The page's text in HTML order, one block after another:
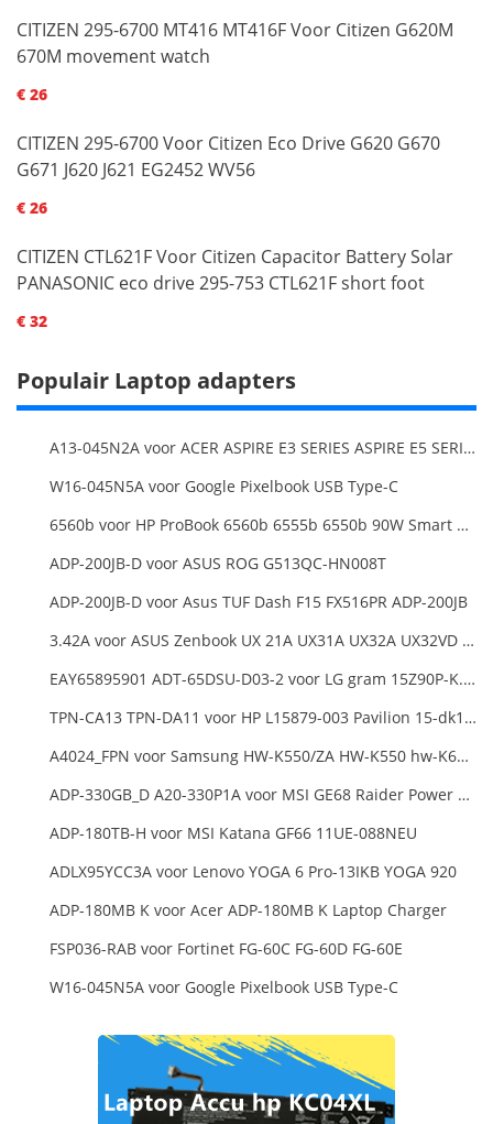
CITIZEN 295-6700 MT416 MT416F Voor Citizen G620M
670M movement watch
€ 26
CITIZEN 295-6700 Voor Citizen Eco Drive G620 G670
G671 J620 J621 EG2452 WV56
€ 26
CITIZEN CTL621F Voor Citizen Capacitor Battery Solar
PANASONIC eco drive 295-753 CTL621F short foot
€ 32
Populair Laptop adapters
A13-045N2A voor ACER ASPIRE E3 SERIES ASPIRE E5 SERIES ASPIRE ES1 SERIES
W16-045N5A voor Google Pixelbook USB Type-C
6560b voor HP ProBook 6560b 6555b 6550b 90W Smart AC Power Adapter Laptop
ADP-200JB-D voor ASUS ROG G513QC-HN008T
ADP-200JB-D voor Asus TUF Dash F15 FX516PR ADP-200JB
3.42A voor ASUS Zenbook UX 21A UX31A UX32A UX32VD Series Ultrabook Models
EAY65895901 ADT-65DSU-D03-2 voor LG gram 15Z90P-K.ARB6U1 16T90P, LG gram 15Z90Q 16Z90Q 17Z90Q16Z95PD Series
TPN-CA13 TPN-DA11 voor HP L15879-003 Pavilion 15-dk1000
A4024_FPN voor Samsung HW-K550/ZA HW-K550 hw-K650 Soundbar
ADP-330GB_D A20-330P1A voor MSI GE68 Raider Power Supply
ADP-180TB-H voor MSI Katana GF66 11UE-088NEU
ADLX95YCC3A voor Lenovo YOGA 6 Pro-13IKB YOGA 920
ADP-180MB K voor Acer ADP-180MB K Laptop Charger
FSP036-RAB voor Fortinet FG-60C FG-60D FG-60E
W16-045N5A voor Google Pixelbook USB Type-C